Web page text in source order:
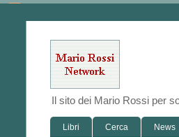
Il sito dei Mario Rossi per
Libri Cerca News